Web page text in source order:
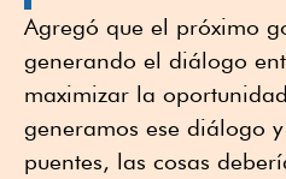
Agregó que el próximo
generando el diálogo
maximizar la
generamos ese diálogo
puentes, las cosas